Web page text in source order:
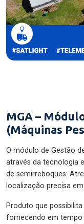
MGA –
(Máquinas
O módulo de Gestão
através da tecnologia
de semirreboques:
localização precisa
Produto que
fornecendo em tempo